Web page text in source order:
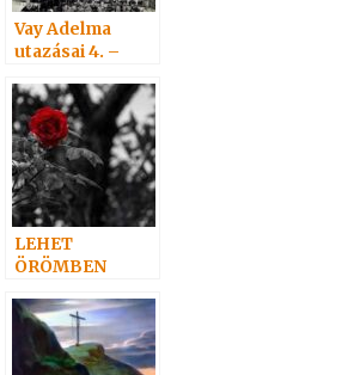
Vay Adelma
utazásai 4. –
Schwarzauba
LEHET
ÖRÖMBEN